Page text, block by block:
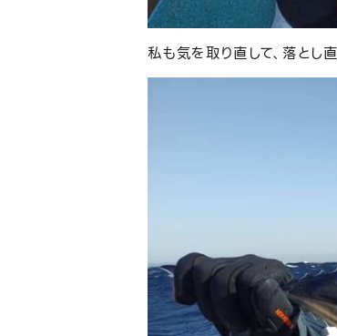
私も気を取り直して、落とし